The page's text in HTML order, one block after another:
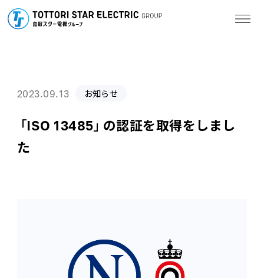
2023.09.13 お知らせ
「ISO 13485」の認証を取得をしまし
た